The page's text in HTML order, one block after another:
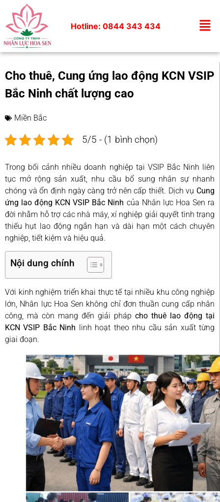
Hotline: 0844 343 434
Cho thuê, Cung ứng lao động KCN VSIP
Bắc Ninh chất lượng cao
Miền Bắc
5/5 - (1 bình chọn)
Trong bối cảnh nhiều doanh nghiệp tại VSIP Bắc Ninh liên
tục mở rộng sản xuất, nhu cầu bổ sung nhân sự nhanh
chóng và ổn định ngày càng trở nên cấp thiết. Dịch vụ Cung
ứng lao động KCN VSIP Bắc Ninh của Nhân lực Hoa Sen ra
đời nhằm hỗ trợ các nhà máy, xí nghiệp giải quyết tình trạng
thiếu hụt lao động ngắn hạn và dài hạn một cách chuyên
nghiệp, tiết kiệm và hiệu quả.
Nội dung chính
Với kinh nghiệm triển khai thực tế tại nhiều khu công nghiệp
lớn, Nhân lực Hoa Sen không chỉ đơn thuần cung cấp nhân
công, mà còn mang đến giải pháp cho thuê lao động tại
KCN VSIP Bắc Ninh linh hoạt theo nhu cầu sản xuất từng
giai đoạn.